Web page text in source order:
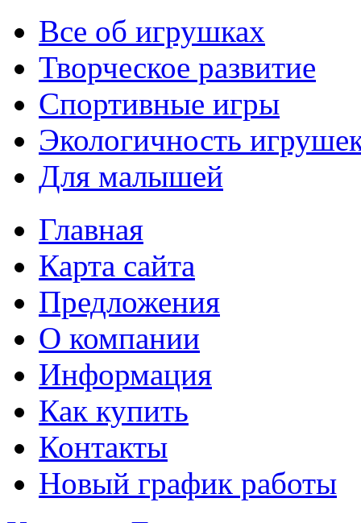
Все об игрушках
Творческое развитие
Спортивные игры
Экологичность
Для малышей
Главная
Карта сайта
Предложения
О компании
Информация
Как купить
Контакты
Новый график работы